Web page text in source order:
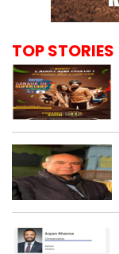
TOP STORIES